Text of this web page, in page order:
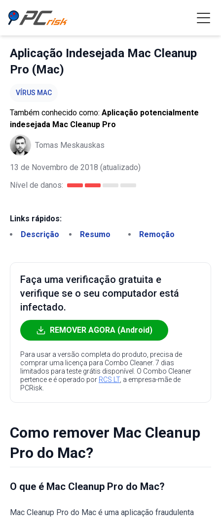
Aplicação Indesejada Mac Cleanup
Pro (Mac)
VÍRUS MAC
Também conhecido como: Aplicação potencialmente
indesejada Mac Cleanup Pro
Tomas Meskauskas
13 de Novembro de 2018 (atualizado)
Nível de danos:
Links rápidos:
Descrição
Resumo Remoção
Faça uma verificação gratuita e
verifique se o seu computador está
infectado.
REMOVER AGORA (Android)
Para usar a versão completa do produto, precisa de
comprar uma licença para Combo Cleaner. 7 dias
limitados para teste grátis disponível. O Combo Cleaner
pertence e é operado por RCS LT, a empresa-mãe de
PCRisk.
Como remover Mac Cleanup
Pro do Mac?
O que é Mac Cleanup Pro do Mac?
Mac Cleanup Pro do Mac é uma aplicação fraudulenta